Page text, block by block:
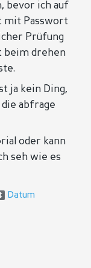
bevor ich auf
mit Passwort
Prüfung
beim drehen
ja kein Ding,
abfrage
oder kann
seh wie es